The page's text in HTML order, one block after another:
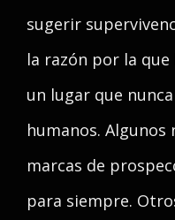
sugerir
la razón por la
un lugar que
humanos. Algunos
marcas de
para siempre.